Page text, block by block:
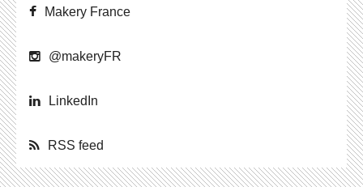
Makery France
@ma­ke­ryFR
Lin­ke­dIn
RSS feed